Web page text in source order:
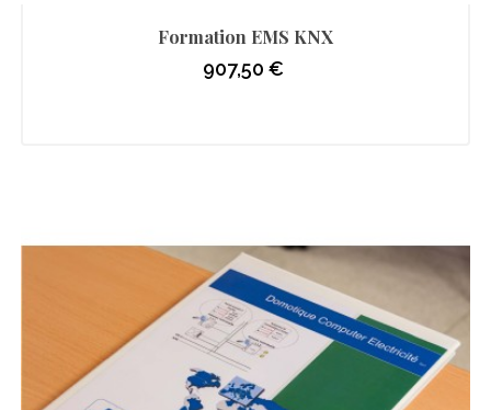
Formation EMS KNX
Prix
907,50 €